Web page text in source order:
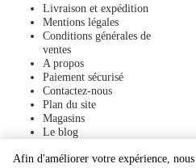
Livraison et expédition
Mentions légales
Conditions générales de
ventes
A propos
Paiement sécurisé
Contactez-nous
Plan du site
Magasins
Le blog
Afin d'améliorer votre expérience,